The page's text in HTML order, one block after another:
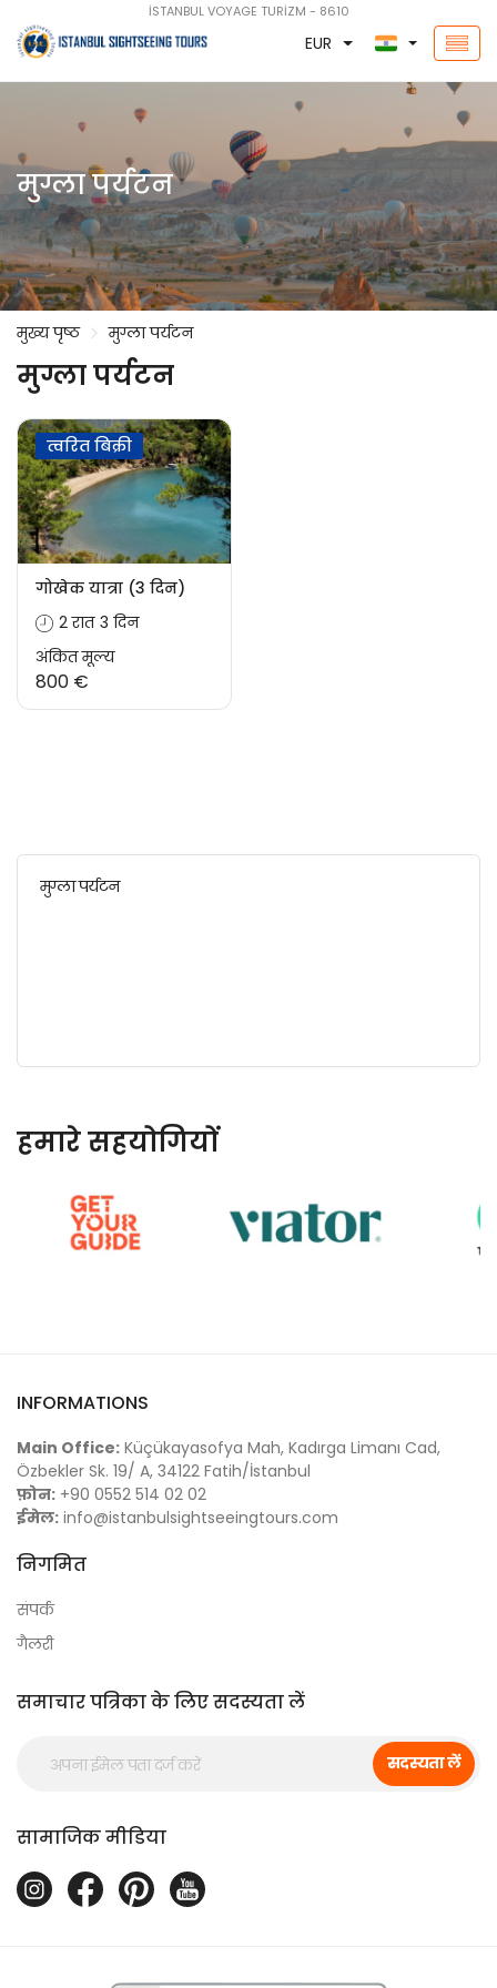
İSTANBUL VOYAGE TURİZM - 8610
EUR
मुग्ला पर्यटन
मुख्य पृष्ठ मुग्ला पर्यटन
मुग्ला पर्यटन
त्वरित बिक्री
गोखेक यात्रा (3 दिन)
2 रात 3 दिन
अंकित मूल्य
800 €
मुग्ला पर्यटन
हमारे सहयोगियों
INFORMATIONS
Main Office: Küçükayasofya Mah, Kadırga Limanı Cad,
Özbekler Sk. 19/ A, 34122 Fatih/İstanbul
फ़ोन: +90 0552 514 02 02
ईमेल: info@istanbulsightseeingtours.com
निगमित
संपर्क
गैलरी
समाचार पत्रिका के लिए सदस्यता लें
सदस्यता लें
सामाजिक मीडिया